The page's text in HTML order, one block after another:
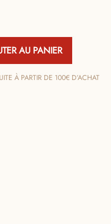
AU PANIER
À PARTIR DE 100€ D’ACHAT